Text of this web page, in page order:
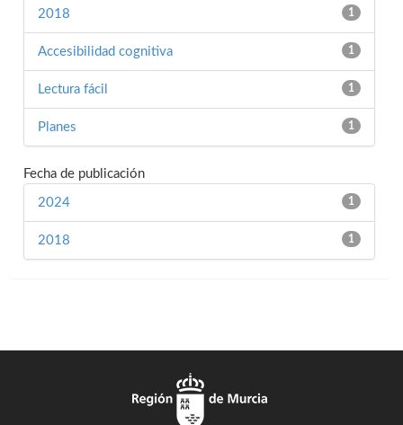
1
2018
1
Accesibilidad cognitiva
1
Lectura fácil
1
Planes
Fecha de publicación
1
2024
1
2018